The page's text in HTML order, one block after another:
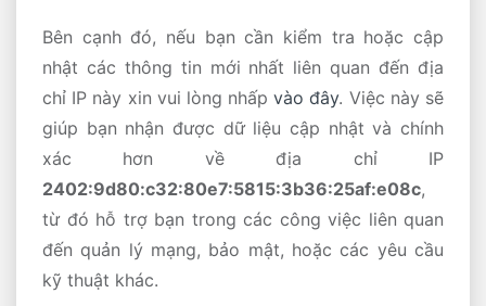
Bên cạnh đó, nếu bạn cần kiểm tra hoặc cập
nhật các thông tin mới nhất liên quan đến địa
chỉ IP này xin vui lòng nhấpvào đây. Việc này sẽ
giúp bạn nhận được dữ liệu cập nhật và chính
xác hơn về địa chỉ IP
2402:9d80:c32:80e7:5815:3b36:25af:e08c,
từ đó hỗ trợ bạn trong các công việc liên quan
đến quản lý mạng, bảo mật, hoặc các yêu cầu
kỹ thuật khác.